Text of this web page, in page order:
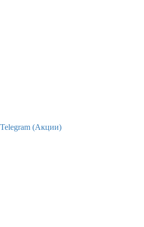
Telegram (Акции)